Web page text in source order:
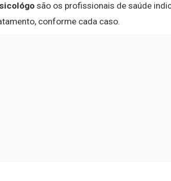
são os profissionais de saúde
conforme cada caso.